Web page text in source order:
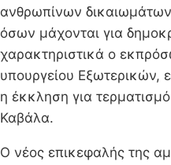
ανθρωπίνων
όσων μάχονται για
χαρακτηριστικά ο
υπουργείου Εξωτερικών,
η έκκληση για
Καβάλα.
Ο νέος επικεφαλής της